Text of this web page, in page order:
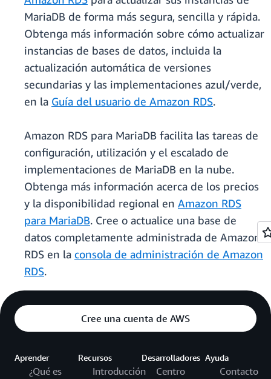
MariaDB de forma más segura, sencilla y rápida.
Obtenga más información sobre cómo actualizar
instancias de bases de datos, incluida la
actualización automática de versiones
secundarias y las implementaciones azul/verde,
en la Guía del usuario de Amazon RDS.
Amazon RDS para MariaDB facilita las tareas de
configuración, utilización y el escalado de
implementaciones de MariaDB en la nube.
Obtenga más información acerca de los precios
y la disponibilidad regional en Amazon RDS
para MariaDB. Cree o actualice una base de
datos completamente administrada de Amazon
RDS en la consola de administración de Amazon
RDS.
Cree una cuenta de AWS
Aprender
¿Qué es
Recursos
Introducción
Desarrolladores
Centro
Ayuda
Contacto